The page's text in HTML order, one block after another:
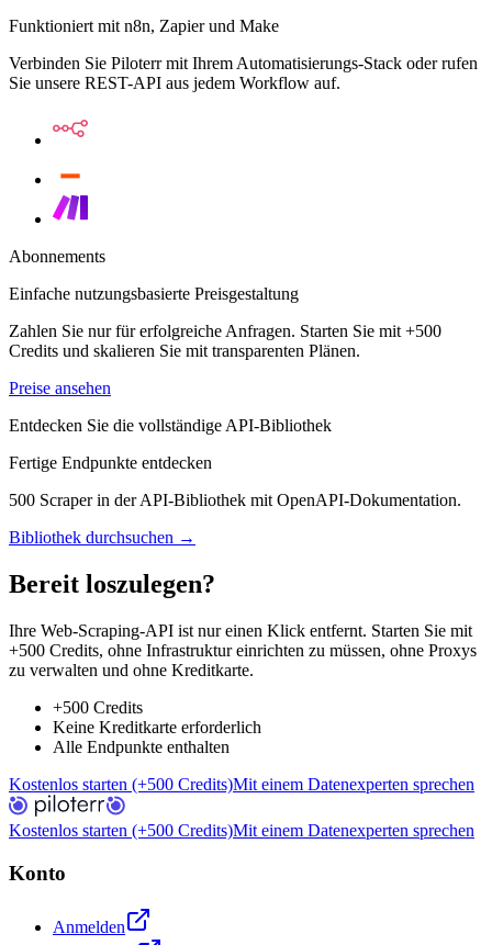
Funktioniert mit n8n, Zapier und Make
Verbinden Sie Piloterr mit Ihrem Automatisierungs-Stack oder rufen
Sie unsere REST-API aus jedem Workflow auf.
Abonnements
Einfache nutzungsbasierte Preisgestaltung
Zahlen Sie nur für erfolgreiche Anfragen. Starten Sie mit +500
Credits und skalieren Sie mit transparenten Plänen.
Preise ansehen
Entdecken Sie die vollständige API-Bibliothek
Fertige Endpunkte entdecken
500 Scraper in der API-Bibliothek mit OpenAPI-Dokumentation.
Bibliothek durchsuchen →
Bereit loszulegen?
Ihre Web-Scraping-API ist nur einen Klick entfernt. Starten Sie mit
+500 Credits, ohne Infrastruktur einrichten zu müssen, ohne Proxys
zu verwalten und ohne Kreditkarte.
+500 Credits
Keine Kreditkarte erforderlich
Alle Endpunkte enthalten
Kostenlos starten (+500 Credits)Mit einem Datenexperten sprechen
Kostenlos starten (+500 Credits)Mit einem Datenexperten sprechen
Konto
Anmelden